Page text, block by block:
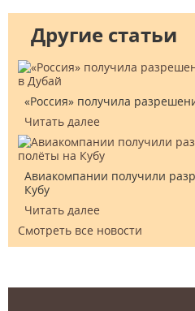
Другие статьи
«Россия» получила
Читать далее
Авиакомпании получили
Кубу
Читать далее
Смотреть все новости